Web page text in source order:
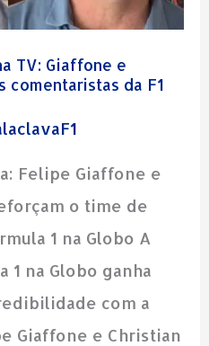
TV: Giaffone e
comentaristas da F1
Felipe Giaffone e
o time de
1 na Globo A
1 na Globo ganha
com a
Giaffone e Christian